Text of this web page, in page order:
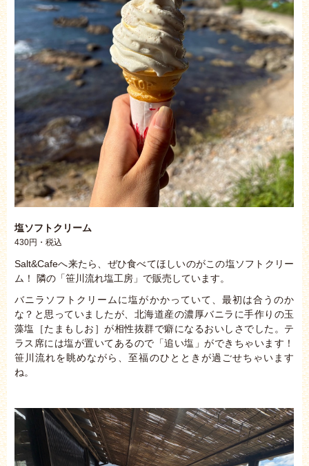
塩ソフトクリーム
430円・税込
Salt&Cafeへ来たら、ぜひ食べてほしいのがこの塩ソフトクリー
ム！ 隣の「笹川流れ塩工房」で販売しています。
バニラソフトクリームに塩がかかっていて、最初は合うのか
な？と思っていましたが、北海道産の濃厚バニラに手作りの玉
藻塩［たまもしお］が相性抜群で癖になるおいしさでした。テ
ラス席には塩が置いてあるので「追い塩」ができちゃいます！
笹川流れを眺めながら、至福のひとときが過ごせちゃいます
ね。